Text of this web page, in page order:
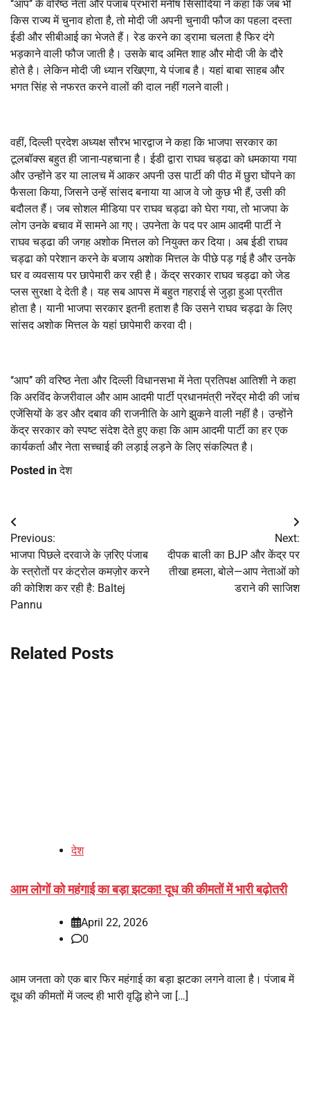
‘‘आप’’ के वरिष्ठ नेता और पंजाब प्रभारी मनीष सिसोदिया ने कहा कि जब भी
किस राज्य में चुनाव होता है,तो मोदी जी अपनी चुनावी फौज का पहला दस्ता
ईडी और सीबीआई का भेजते हैं। रेड करने का ड्रामा चलता है फिर दंगे
भड़काने वाली फौज जाती है। उसके बाद अमित शाह और मोदी जी के दौरे
होते है। लेकिन मोदी जी ध्यान रखिएगा,ये पंजाब है। यहां बाबा साहब और
भगत सिंह से नफरत करने वालों की दाल नहीं गलने वाली।
वहीं,दिल्ली प्रदेश अध्यक्ष सौरभ भारद्वाज ने कहा कि भाजपा सरकार का
टूलबॉक्स बहुत ही जाना-पहचाना है। ईडी द्वारा राघव चड्ढा को धमकाया गया
और उन्होंने डर या लालच में आकर अपनी उस पार्टी की पीठ में छुरा घोंपने का
फैसला किया,जिसने उन्हें सांसद बनाया या आज वे जो कुछ भी हैं,उसी की
बदौलत हैं। जब सोशल मीडिया पर राघव चड्ढा को घेरा गया,तो भाजपा के
लोग उनके बचाव में सामने आ गए। उपनेता के पद पर आम आदमी पार्टी ने
राघव चड्ढा की जगह अशोक मित्तल को नियुक्त कर दिया। अब ईडी राघव
चड्ढा को परेशान करने के बजाय अशोक मित्तल के पीछे पड़ गई है और उनके
घर व व्यवसाय पर छापेमारी कर रही है। केंद्र सरकार राघव चड्ढा को जेड
प्लस सुरक्षा दे देती है। यह सब आपस में बहुत गहराई से जुड़ा हुआ प्रतीत
होता है। यानी भाजपा सरकार इतनी हताश है कि उसने राघव चड्ढा के लिए
सांसद अशोक मित्तल के यहां छापेमारी करवा दी।
‘‘आप’’ की वरिष्ठ नेता और दिल्ली विधानसभा में नेता प्रतिपक्ष आतिशी ने कहा
कि अरविंद केजरीवाल और आम आदमी पार्टी प्रधानमंत्री नरेंद्र मोदी की जांच
एजेंसियों के डर और दबाव की राजनीति के आगे झुकने वाली नहीं है। उन्होंने
केंद्र सरकार को स्पष्ट संदेश देते हुए कहा कि आम आदमी पार्टी का हर एक
कार्यकर्ता और नेता सच्चाई की लड़ाई लड़ने के लिए संकल्पित है।
Posted inदेश
Post
navigation
Previous:
भाजपा पिछले दरवाजे के ज़रिए पंजाब
के स्त्रोतों पर कंट्रोल कमज़ोर करने
की कोशिश कर रही है: Baltej
Pannu
Next:
दीपक बाली का BJP और केंद्र पर
तीखा हमला, बोले—आप नेताओं को
डराने की साजिश
Related Posts
देश
आम लोगों को महंगाई का बड़ा झटका! दूध की कीमतों में भारी बढ़ोतरी
April 22, 2026
0
आम जनता को एक बार फिर महंगाई का बड़ा झटका लगने वाला है। पंजाब में
दूध की कीमतों में जल्द ही भारी वृद्धि होने जा […]